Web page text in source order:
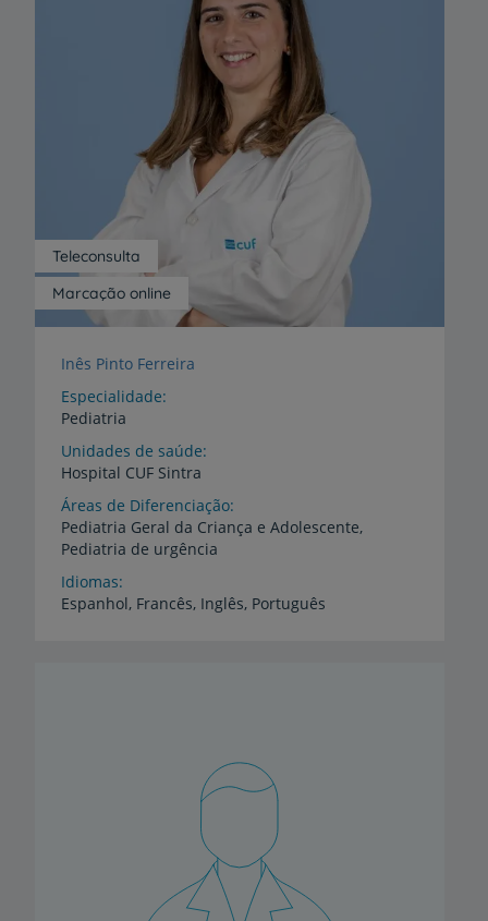
Marcação online
Teleconsulta
Inês Pinto Ferreira
Especialidade
Pediatria
Unidades de saúde
Hospital CUF Sintra
Áreas de Diferenciação
Pediatria Geral da Criança e Adolescente,
Pediatria de urgência
Idiomas
Espanhol, Francês, Inglês, Português